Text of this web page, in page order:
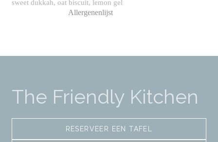
sweet dukkah, oat biscuit, lemon gel
Allergenenlijst
The Friendly Kitchen
RESERVEER EEN TAFEL